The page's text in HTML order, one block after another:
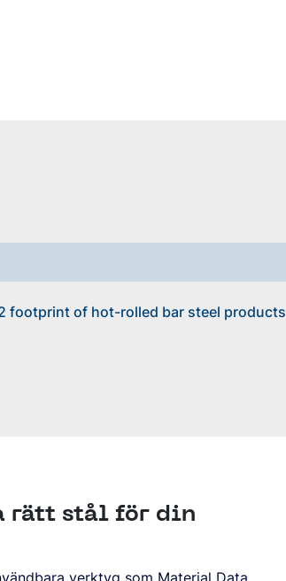
footprint of hot-rolled bar steel products
rätt stål för din